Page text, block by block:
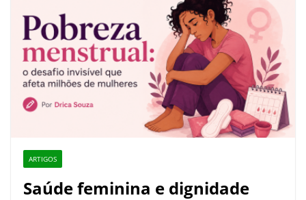
ARTIGOS
Saúde feminina e dignidade